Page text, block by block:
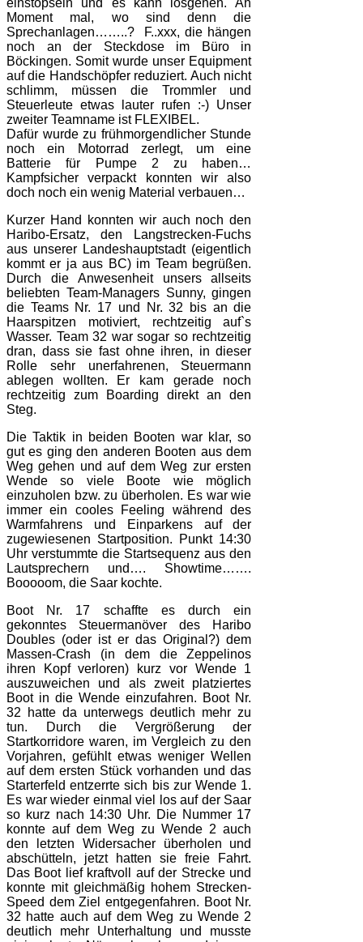
einstöpseln und es kann losgehen. Äh
Moment mal, wo sind denn die
Sprechanlagen……..?
F..xxx, die hängen
noch an der Steckdose im Büro in
Böckingen. Somit wurde unser Equipment
auf die Handschöpfer reduziert. Auch nicht
schlimm, müssen die Trommler und
Steuerleute etwas lauter rufen :-) Unser
zweiter Teamname ist FLEXIBEL.
Dafür wurde zu frühmorgendlicher Stunde
noch ein Motorrad zerlegt, um eine
Batterie für Pumpe 2 zu haben…
Kampfsicher verpackt konnten wir also
doch noch ein wenig Material verbauen…
Kurzer Hand konnten wir auch noch den
Haribo-Ersatz, den Langstrecken-Fuchs
aus unserer Landeshauptstadt (eigentlich
kommt er ja aus BC) im Team begrüßen.
Durch die Anwesenheit unsers allseits
beliebten Team-Managers Sunny, gingen
die Teams Nr. 17 und Nr. 32 bis an die
Haarspitzen motiviert, rechtzeitig auf`s
Wasser. Team 32 war sogar so rechtzeitig
dran, dass sie fast ohne ihren, in dieser
Rolle sehr unerfahrenen, Steuermann
ablegen wollten. Er kam gerade noch
rechtzeitig zum Boarding direkt an den
Steg.
Die Taktik in beiden Booten war klar, so
gut es ging den anderen Booten aus dem
Weg gehen und auf dem Weg zur ersten
Wende so viele Boote wie möglich
einzuholen bzw. zu überholen. Es war wie
immer ein cooles Feeling während des
Warmfahrens und Einparkens auf der
zugewiesenen Startposition. Punkt 14:30
Uhr verstummte die Startsequenz aus den
Lautsprechern und…. Showtime…….
Booooom, die Saar kochte.
Boot Nr. 17 schaffte es durch ein
gekonntes Steuermanöver des Haribo
Doubles (oder ist er das Original?) dem
Massen-Crash (in dem die Zeppelinos
ihren Kopf verloren) kurz vor Wende 1
auszuweichen und als zweit platziertes
Boot in die Wende einzufahren. Boot Nr.
32 hatte da unterwegs deutlich mehr zu
tun. Durch die Vergrößerung der
Startkorridore waren, im Vergleich zu den
Vorjahren, gefühlt etwas weniger Wellen
auf dem ersten Stück vorhanden und das
Starterfeld entzerrte sich bis zur Wende 1.
Es war wieder einmal viel los auf der Saar
so kurz nach 14:30 Uhr. Die Nummer 17
konnte auf dem Weg zu Wende 2 auch
den letzten Widersacher überholen und
abschütteln, jetzt hatten sie freie Fahrt.
Das Boot lief kraftvoll auf der Strecke und
konnte mit gleichmäßig hohem Strecken-
Speed dem Ziel entgegenfahren. Boot Nr.
32 hatte auch auf dem Weg zu Wende 2
deutlich mehr Unterhaltung und musste